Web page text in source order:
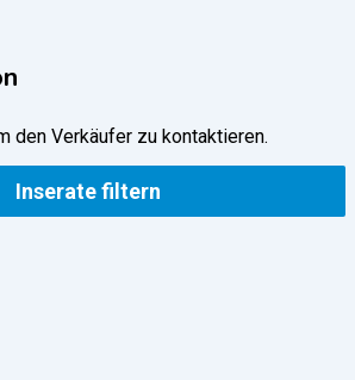
den Verkäufer zu kontaktieren.
Inserate filtern